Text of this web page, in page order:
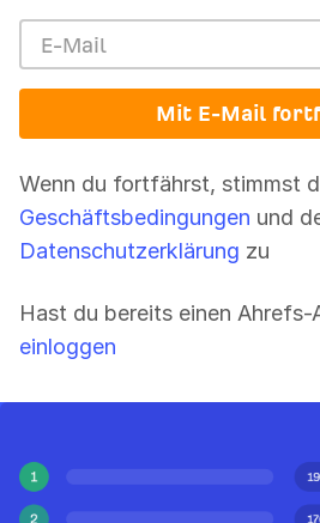
Mit E-Mail
Wenn du fortfährst, stimmst
Geschäftsbedingungen und
Datenschutzerklärung zu
Hast du bereits einen Ahrefs-
einloggen